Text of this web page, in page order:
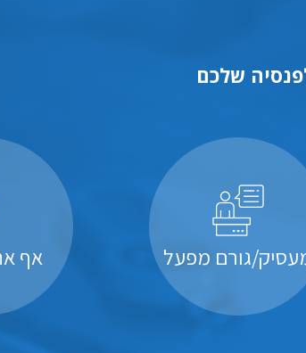
שלכם
גורם מפעל אף אחד